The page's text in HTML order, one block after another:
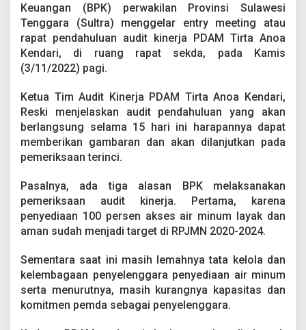
t
a
n
o
a
e
n
d
a
r
i
Keuangan (BPK) perwakilan Provinsi Sulawesi
Tenggara (Sultra) menggelar entry meeting atau
rapat pendahuluan audit kinerja PDAM Tirta Anoa
Kendari, di ruang rapat sekda, pada Kamis
(3/11/2022) pagi.
Ketua Tim Audit Kinerja PDAM Tirta Anoa Kendari,
Reski menjelaskan audit pendahuluan yang akan
berlangsung selama 15 hari ini harapannya dapat
memberikan gambaran dan akan dilanjutkan pada
pemeriksaan terinci.
Pasalnya, ada tiga alasan BPK melaksanakan
pemeriksaan audit kinerja. Pertama, karena
penyediaan 100 persen akses air minum layak dan
aman sudah menjadi target di RPJMN 2020-2024.
Sementara saat ini masih lemahnya tata kelola dan
kelembagaan penyelenggara penyediaan air minum
serta menurutnya, masih kurangnya kapasitas dan
komitmen pemda sebagai penyelenggara.